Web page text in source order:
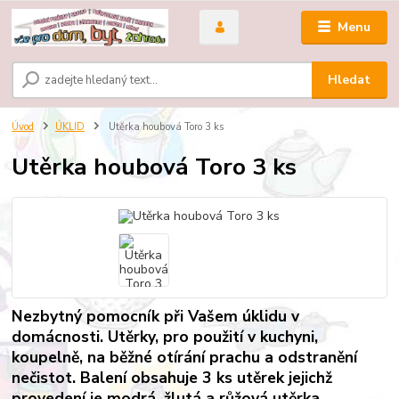
Menu
Hledat
Úvod ÚKLID Utěrka houbová Toro 3 ks
Utěrka houbová Toro 3 ks
Nezbytný pomocník při Vašem úklidu v
domácnosti. Utěrky, pro použití v kuchyni,
koupelně, na běžné otírání prachu a odstranění
nečistot. Balení obsahuje 3 ks utěrek jejichž